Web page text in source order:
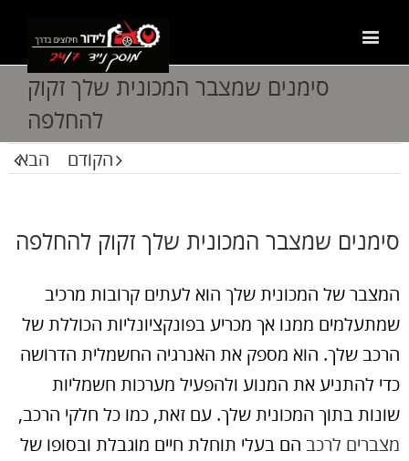
סימנים שמצבר המכונית שלך זקוק
להחלפה
הקודם הבא
סימנים שמצבר המכונית שלך זקוק להחלפה
המצבר של המכונית שלך הוא לעתים קרובות מרכיב
שמתעלמים ממנו אך מכריע בפונקציונליות הכוללת של
הרכב שלך. הוא מספק את האנרגיה החשמלית הדרושה
כדי להתניע את המנוע ולהפעיל מערכות חשמליות
שונות בתוך המכונית שלך. עם זאת, כמו כל חלקי הרכב,
מצברים לרכב הם בעלי תוחלת חיים מוגבלת ובסופו של